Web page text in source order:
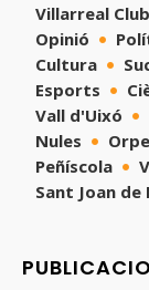
Villarreal
Opinió
Cultura
Esports
Vall d'Uixó
Nules
Peñíscola
Sant Joan de